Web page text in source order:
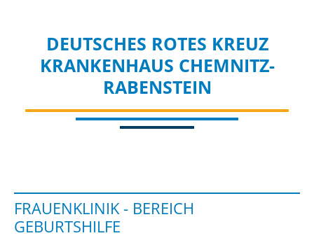
DEUTSCHES ROTES KREUZ
KRANKENHAUS CHEMNITZ-
RABENSTEIN
FRAUENKLINIK - BEREICH
GEBURTSHILFE